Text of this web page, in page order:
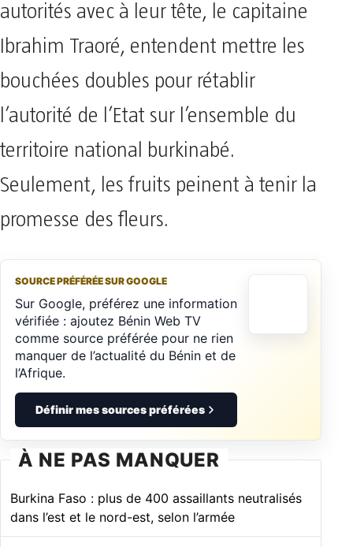
autorités avec à leur tête, le capitaine
Ibrahim Traoré, entendent mettre les
bouchées doubles pour rétablir
l’autorité de l’Etat sur l’ensemble du
territoire national burkinabé.
Seulement, les fruits peinent à tenir la
promesse des fleurs.
SOURCE PRÉFÉRÉE SUR GOOGLE
Sur Google, préférez une information
vérifiée : ajoutez Bénin Web TV
comme source préférée pour ne rien
manquer de l’actualité du Bénin et de
l’Afrique.
Définir mes sources préférées
À NE PAS MANQUER
Burkina Faso : plus de 400 assaillants neutralisés
dans l’est et le nord-est, selon l’armée